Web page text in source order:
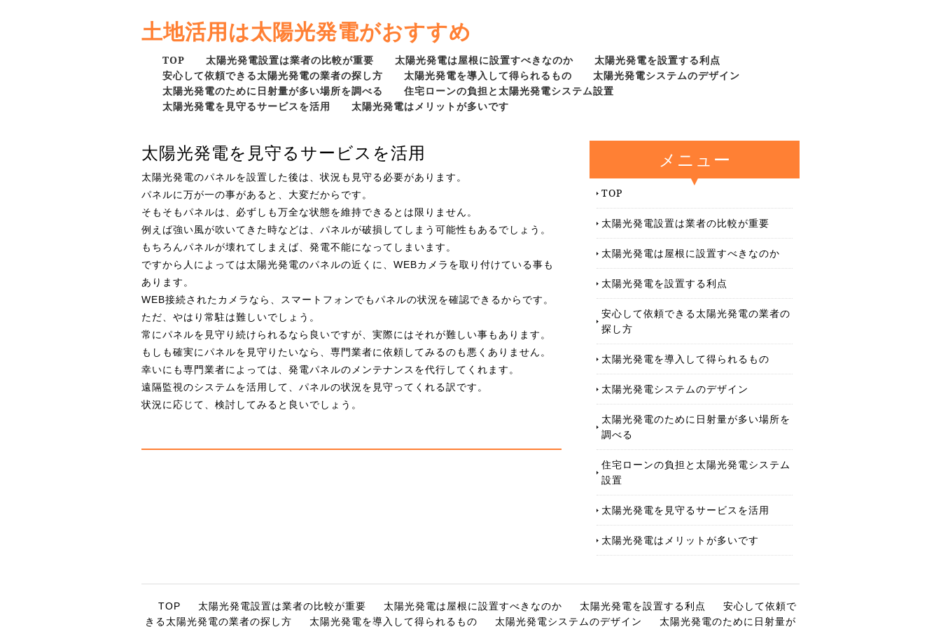
土地活用は太陽光発電がおすすめ
TOP 太陽光発電設置は業者の比較が重要 太陽光発電は屋根に設置すべきなのか
太陽光発電を設置する利点
安心して依頼できる太陽光発電の業者の探し方
太陽光発電を導入して得られるもの
太陽光発電システムのデザイン
太陽光発電のために日射量が多い場所を調べる
住宅ローンの負担と太陽光発電システム設置
太陽光発電を見守るサービスを活用
太陽光発電はメリットが多いです
太陽光発電を見守るサービスを活用
太陽光発電のパネルを設置した後は、状況も見守る必要があります。
パネルに万が一の事があると、大変だからです。
そもそもパネルは、必ずしも万全な状態を維持できるとは限りません。
例えば強い風が吹いてきた時などは、パネルが破損してしまう可能性もあるでしょう。
もちろんパネルが壊れてしまえば、発電不能になってしまいます。
ですから人によっては太陽光発電のパネルの近くに、WEBカメラを取り付けている事も
あります。
WEB接続されたカメラなら、スマートフォンでもパネルの状況を確認できるからです。
ただ、やはり常駐は難しいでしょう。
常にパネルを見守り続けられるなら良いですが、実際にはそれが難しい事もあります。
もしも確実にパネルを見守りたいなら、専門業者に依頼してみるのも悪くありません。
幸いにも専門業者によっては、発電パネルのメンテナンスを代行してくれます。
遠隔監視のシステムを活用して、パネルの状況を見守ってくれる訳です。
状況に応じて、検討してみると良いでしょう。
メニュー
TOP
太陽光発電設置は業者の比較が重要
太陽光発電は屋根に設置すべきなのか
太陽光発電を設置する利点
安心して依頼できる太陽光発電の業者の
探し方
太陽光発電を導入して得られるもの
太陽光発電システムのデザイン
太陽光発電のために日射量が多い場所を
調べる
住宅ローンの負担と太陽光発電システム
設置
太陽光発電を見守るサービスを活用
太陽光発電はメリットが多いです
TOP 太陽光発電設置は業者の比較が重要 太陽光発電は屋根に設置すべきなのか 太陽光発電を設置する利点
安心して依頼で
きる太陽光発電の業者の探し方
太陽光発電を導入して得られるもの 太陽光発電システムのデザイン 太陽光発電のために日射量が